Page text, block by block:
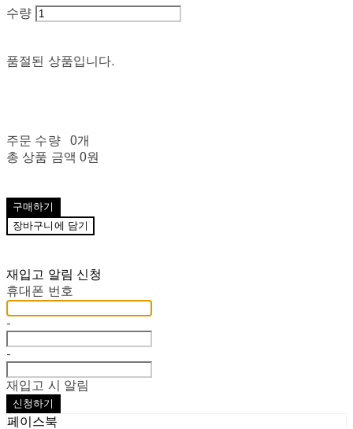
수량
품절된 상품입니다.
주문 수량
0개
총 상품 금액 0원
구매하기
장바구니에 담기
재입고 알림 신청
휴대폰 번호
-
-
재입고 시 알림
신청하기
페이스북